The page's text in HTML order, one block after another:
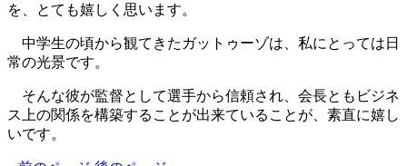
を、とても嬉しく思います。
中学生の頃から観てきたガットゥーゾは、私にとっては日
常の光景です。
そんな彼が監督として選手から信頼され、会長ともビジネ
ス上の関係を構築することが出来ていることが、素直に嬉し
いです。